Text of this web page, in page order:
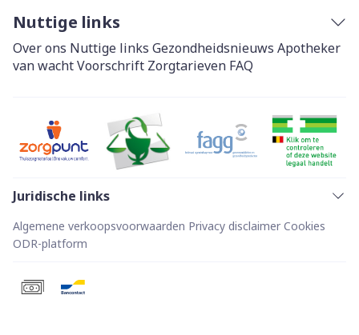
Nuttige links
Over ons Nuttige links Gezondheidsnieuws Apotheker
van wachtVoorschrift Zorgtarieven FAQ
Juridische links
Algemene verkoopsvoorwaarden Privacy disclaimer Cookies
ODR-platform